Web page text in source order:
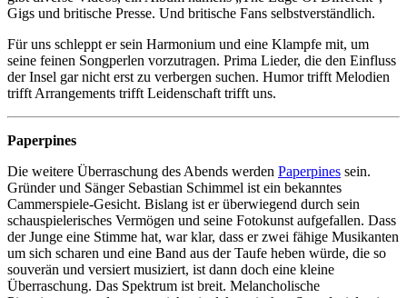
Gigs und britische Presse. Und britische Fans selbstverständlich.
Für uns schleppt er sein Harmonium und eine Klampfe mit, um
seine feinen Songperlen vorzutragen. Prima Lieder, die den Einfluss
der Insel gar nicht erst zu verbergen suchen. Humor trifft Melodien
trifft Arrangements trifft Leidenschaft trifft uns.
Paperpines
Die weitere Überraschung des Abends werden Paperpines sein.
Gründer und Sänger Sebastian Schimmel ist ein bekanntes
Cammerspiele-Gesicht. Bislang ist er überwiegend durch sein
schauspielerisches Vermögen und seine Fotokunst aufgefallen. Dass
der Junge eine Stimme hat, war klar, dass er zwei fähige Musikanten
um sich scharen und eine Band aus der Taufe heben würde, die so
souverän und versiert musiziert, ist dann doch eine kleine
Überraschung. Das Spektrum ist breit. Melancholische